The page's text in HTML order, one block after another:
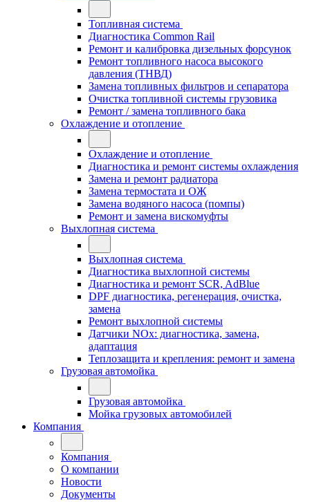
Топливная система
Диагностика Common Rail
Ремонт и калибровка дизельных форсунок
Ремонт топливного насоса высокого
давления (ТНВД)
Замена топливных фильтров и сепаратора
Очистка топливной системы грузовика
Ремонт / замена топливного бака
Охлаждение и отопление
Охлаждение и отопление
Диагностика и ремонт системы охлаждения
Замена и ремонт радиатора
Замена термостата и ОЖ
Замена водяного насоса (помпы)
Ремонт и замена вискомуфты
Выхлопная система
Выхлопная система
Диагностика выхлопной системы
Диагностика и ремонт SCR, AdBlue
DPF диагностика, регенерация, очистка,
замена
Ремонт выхлопной системы
Датчики NOx: диагностика, замена,
адаптация
Теплозащита и крепления: ремонт и замена
Грузовая автомойка
Грузовая автомойка
Мойка грузовых автомобилей
Компания
Компания
О компании
Новости
Документы